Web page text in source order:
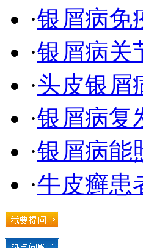
·银屑病免
·银屑病关
·头皮银屑
·银屑病复
·银屑病能
·牛皮癣患